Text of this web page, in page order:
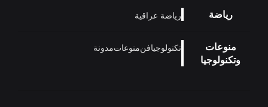
رياضة رياضة عراقية
منوعات
وتكنولوجيا
تكنولوجيافنمنوعاتمدونة